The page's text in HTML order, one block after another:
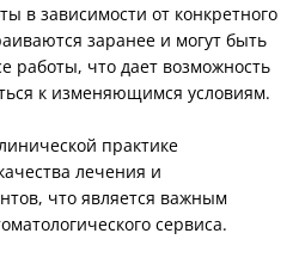
в зависимости от конкретного
заранее и могут быть
работы, что дает возможность
к изменяющимся условиям.
практике
лечения и
что является важным
сервиса.